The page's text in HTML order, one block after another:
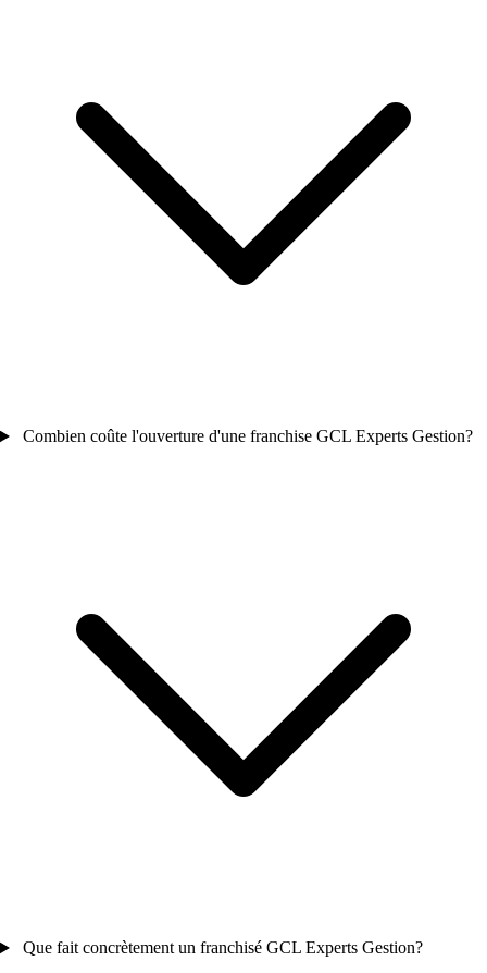
Combien coûte l'ouverture d'une franchise GCL Experts Gestion?
Que fait concrètement un franchisé GCL Experts Gestion?